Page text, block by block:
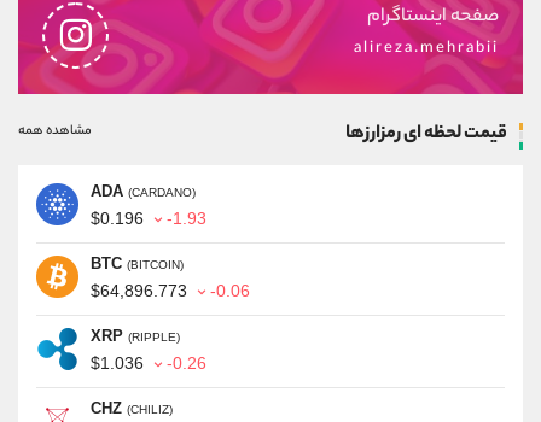
صفحه اینستاگرام
alireza.mehrabii
قیمت لحظه ای رمزارزها مشاهده همه
ADA (CARDANO)
$0.196 -1.93
BTC (BITCOIN)
$64,896.773 -0.06
XRP (RIPPLE)
$1.036 -0.26
CHZ (CHILIZ)